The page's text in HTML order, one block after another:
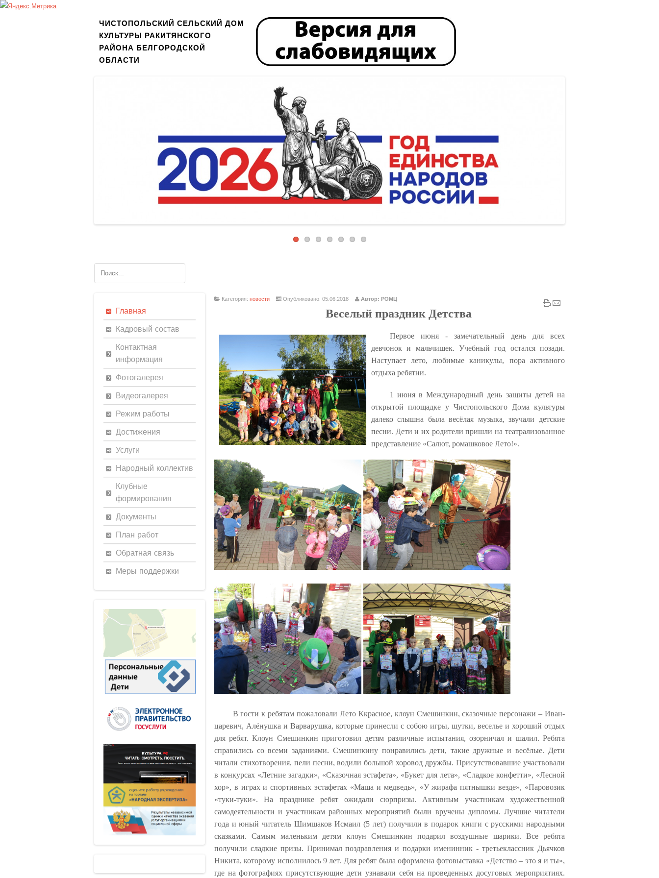
ЧИСТОПОЛЬСКИЙ СЕЛЬСКИЙ ДОМ
КУЛЬТУРЫ РАКИТЯНСКОГО
РАЙОНА БЕЛГОРОДСКОЙ
ОБЛАСТИ
Главная
Кадровый состав
Контактная
информация
Фотогалерея
Видеогалерея
Режим работы
Достижения
Услуги
Народный коллектив
Клубные
формирования
Документы
План работ
Обратная связь
Меры поддержки
Категория: новости Опубликовано: 05.06.2018 Автор: РОМЦ
Веселый праздник Детства
Первое июня - замечательный день для всех
девчонок и мальчишек. Учебный год остался позади.
Наступает лето, любимые каникулы, пора активного
отдыха ребятни.
1 июня в Международный день защиты детей на
открытой площадке у Чистопольского Дома культуры
далеко слышна была весёлая музыка, звучали детские
песни. Дети и их родители пришли на театрализованное
представление «Салют, ромашковое Лето!».
В гости к ребятам пожаловали Лето Ккрасное, клоун Смешинкин, сказочные персонажи – Иван-
царевич, Алёнушка и Варварушка, которые принесли с собою игры, шутки, веселье и хороший отдых
для ребят. Клоун Смешинкин приготовил детям различные испытания, озорничал и шалил. Ребята
справились со всеми заданиями. Смешинкину понравились дети, такие дружные и весёлые. Дети
читали стихотворения, пели песни, водили большой хоровод дружбы. Присутствовавшие участвовали
в конкурсах «Летние загадки», «Сказочная эстафета», «Букет для лета», «Сладкое конфетти», «Лесной
хор», в играх и спортивных эстафетах «Маша и медведь», «У жирафа пятнышки везде», «Паровозик
«туки-туки». На празднике ребят ожидали сюрпризы. Активным участникам художественной
самодеятельности и участникам районных мероприятий были вручены дипломы. Лучшие читатели
года и юный читатель Шимшаков Исмаил (5 лет) получили в подарок книги с русскими народными
сказками. Самым маленьким детям клоун Смешинкин подарил воздушные шарики. Все ребята
получили сладкие призы. Принимал поздравления и подарки именинник - третьеклассник Дьячков
Никита, которому исполнилось 9 лет. Для ребят была оформлена фотовыставка «Детство – это я и ты»,
где на фотографиях присутствующие дети узнавали себя на проведенных досуговых мероприятиях.